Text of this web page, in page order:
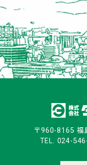
〒960-8165 福
TEL. 024-